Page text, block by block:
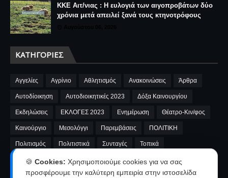
ΚΚΕ Αιτ/νιας : Η ευλογιά των αιγοπροβάτων δύο
χρόνια μετά απειλεί ξανά τους κτηνοτρόφους
ΚΑΤΗΓΟΡΊΕΣ
Αγγελίες Αγρίνιο Αθλητισμός Ανακοινώσεις Άρθρα
Αυτοδίοικηση Αυτοδιοικητικές 2023 Δόξα Καινουργίου
Εκδηλώσεις ΕΚΛΟΓΕΣ 2023 Ενημέρωση Θέατρο-Κιν/φος
Καινούργιο Μεσολόγγι Παρεμβάσεις ΠΟΛΙΤΙΚΗ
Πολιτισμός Πολιτιστικά Συνταγές Τοπικά
A.E.Καινουργίου cinema Fnews market video
🍪 Cookies: Χρησιμοποιούμε cookies για να σας
προσφέρουμε την καλύτερη εμπειρία στην ιστοσελίδα